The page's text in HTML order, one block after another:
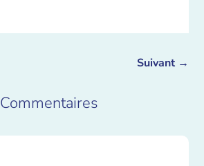
Suivant→
Commentaires